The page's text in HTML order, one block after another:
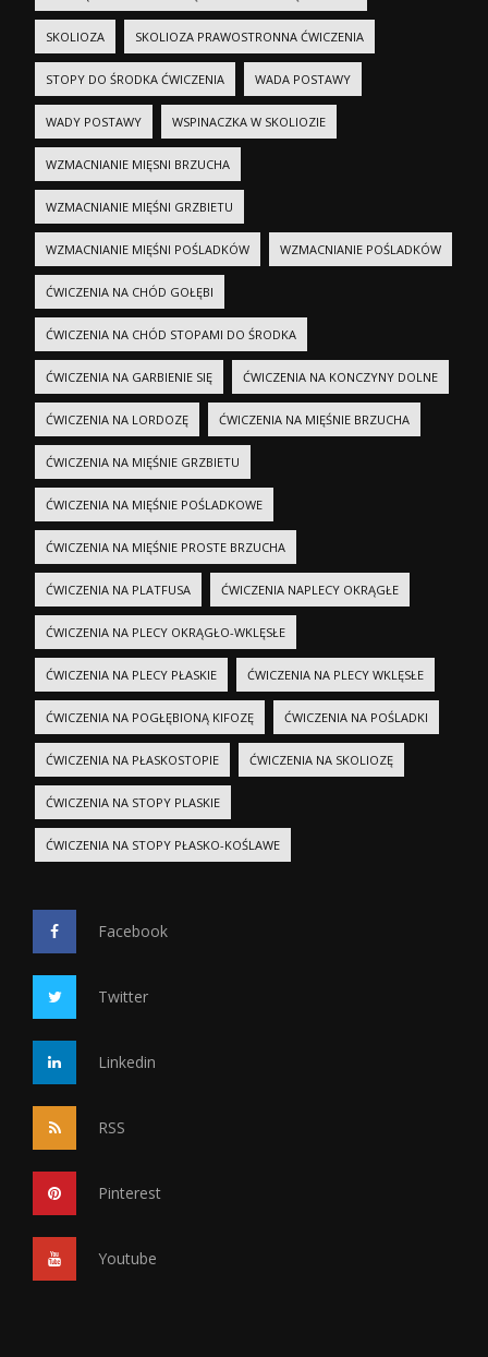
SKOLIOZA SKOLIOZA PRAWOSTRONNA ĆWICZENIA
STOPY DO ŚRODKA ĆWICZENIA WADA POSTAWY
WADY POSTAWY WSPINACZKA W SKOLIOZIE
WZMACNIANIE MIĘSNI BRZUCHA
WZMACNIANIE MIĘŚNI GRZBIETU
WZMACNIANIE MIĘŚNI POŚLADKÓW WZMACNIANIE POŚLADKÓW
ĆWICZENIA NA CHÓD GOŁĘBI
ĆWICZENIA NA CHÓD STOPAMI DO ŚRODKA
ĆWICZENIA NA GARBIENIE SIĘ ĆWICZENIA NA KONCZYNY DOLNE
ĆWICZENIA NA LORDOZĘ ĆWICZENIA NA MIĘŚNIE BRZUCHA
ĆWICZENIA NA MIĘŚNIE GRZBIETU
ĆWICZENIA NA MIĘŚNIE POŚLADKOWE
ĆWICZENIA NA MIĘŚNIE PROSTE BRZUCHA
ĆWICZENIA NA PLATFUSA ĆWICZENIA NAPLECY OKRĄGŁE
ĆWICZENIA NA PLECY OKRĄGŁO-WKLĘSŁE
ĆWICZENIA NA PLECY PŁASKIE ĆWICZENIA NA PLECY WKLĘSŁE
ĆWICZENIA NA POGŁĘBIONĄ KIFOZĘ ĆWICZENIA NA POŚLADKI
ĆWICZENIA NA PŁASKOSTOPIE ĆWICZENIA NA SKOLIOZĘ
ĆWICZENIA NA STOPY PLASKIE
ĆWICZENIA NA STOPY PŁASKO-KOŚLAWE
Facebook
Twitter
Linkedin
RSS
Pinterest
Youtube